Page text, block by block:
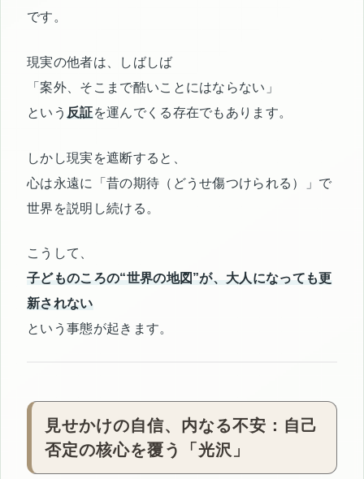
です。
現実の他者は、しばしば
「案外、そこまで酷いことにはならない」
という 反証を運んでくる存在でもあります。
しかし現実を遮断すると、
心は永遠に「昔の期待（どうせ傷つけられる）」で
世界を説明し続ける。
こうして、
子どものころの“世界の地図”が、大人になっても更
新されない
という事態が起きます。
見せかけの自信、内なる不安：自己
否定の核心を覆う「光沢」